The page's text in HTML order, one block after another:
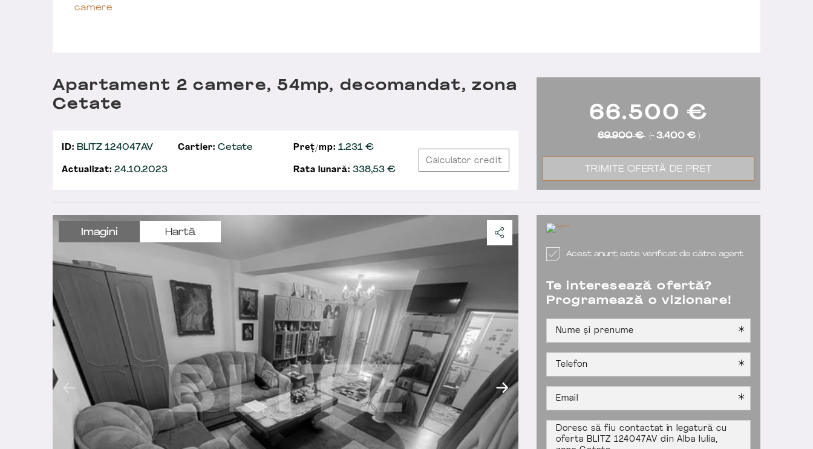
camere
Imagini Hartă
Apartament 2 camere, 54mp, decomandat, zona
Cetate
ID: BLITZ 124047AV Cartier: Cetate Preț/mp: 1.231 €
Actualizat: 24.10.2023 Rata lunară:338,53 €
Calculator credit
Acest anunț este verificat de către agent
Te interesează ofertă?
Programează o vizionare!
66.500 €
69.900 € (- 3.400 €)
TRIMITE OFERTĂ DE PREȚ